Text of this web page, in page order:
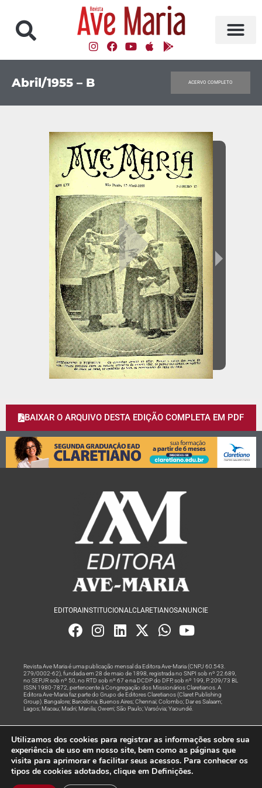
Abril/1955 – B ACERVO COMPLETO
BAIXAR O ARQUIVO DESTA EDIÇÃO COMPLETA EM PDF
EDITORA INSTITUCIONALCLARETIANOSANUNCIE
Revista Ave Maria é uma publicação mensal da Editora Ave-Maria (CNPJ 60.543.
279/0002-62), fundada em 28 de maio de 1898, registrada no SNPI sob nº 22.689,
no SEPJR sob nº 50, no RTD sob nº 67 e na DCDP do DFP, sob nº 199, P. 209/73 BL
ISSN 1980-7872, pertencente à Congregação dos Missionários Claretianos. A
Editora Ave-Maria faz parte do Grupo de Editores Claretianos (Claret Publishing
Group). Bangalore; Barcelona; Buenos Aires; Chennai; Colombo; Dar es Salaam;
Lagos; Macau; Madri; Manila; Owerri; São Paulo; Varsóvia; Yaoundé.
Rede
© Todos os Direitos Reservados
Utilizamos dos cookies para registrar as informações sobre sua
experiência de uso em nosso site, bem como as páginas que
visita para aprimorar e facilitar seus acessos. Para conhecer os
tipos de cookies adotados, clique em Definições.